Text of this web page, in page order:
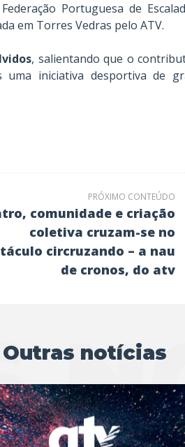
Portuguesa de
em Torres Vedras pelo ATV.
, salientando que o
iniciativa desportiva de
PRÓXIMO CONTEÚDO
coletiva cruzam-se no
circruzando – a nau
de cronos, do atv
Outras notícias